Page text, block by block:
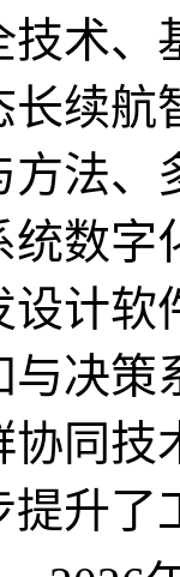
技术
长续
方法
数字
设计
决策
协同
升了